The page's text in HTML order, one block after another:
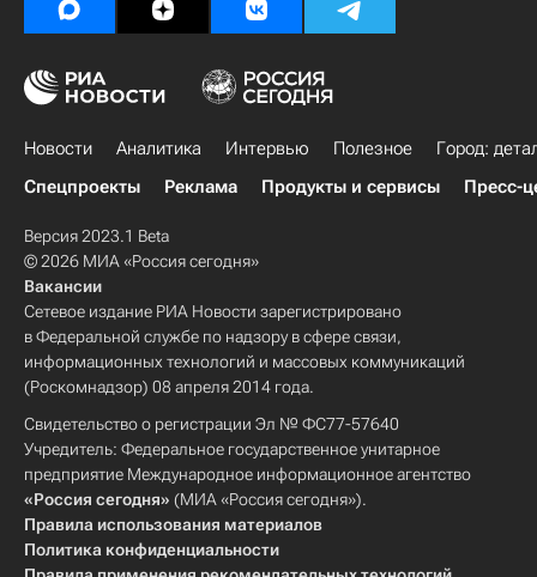
Новости Аналитика Интервью Полезное
Город:
Спецпроекты
Реклама Продукты и сервисы Пресс-
Версия 2023.1 Beta
© 2026 МИА «Россия сегодня»
Вакансии
Сетевое издание РИА Новости зарегистрировано
в Федеральной службе по надзору в сфере связи,
информационных технологий и массовых коммуникаций
(Роскомнадзор) 08 апреля 2014 года.
Свидетельство о регистрации Эл № ФС77-57640
Учредитель: Федеральное государственное унитарное
предприятие Международное информационное агентство
«Россия сегодня» (МИА «Россия сегодня»).
Правила использования материалов
Политика конфиденциальности